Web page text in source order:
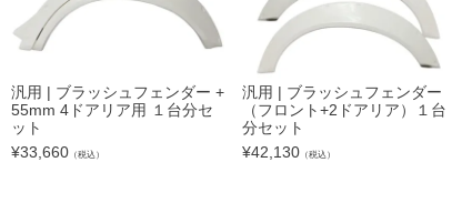
汎用 | ブラッシュフェンダー +
55mm 4ドアリア用 １台分セ
ット
¥33,660 （税込）
汎用 | ブラッシュフェンダー
（フロント+2ドアリア）１台
分セット
¥42,130 （税込）